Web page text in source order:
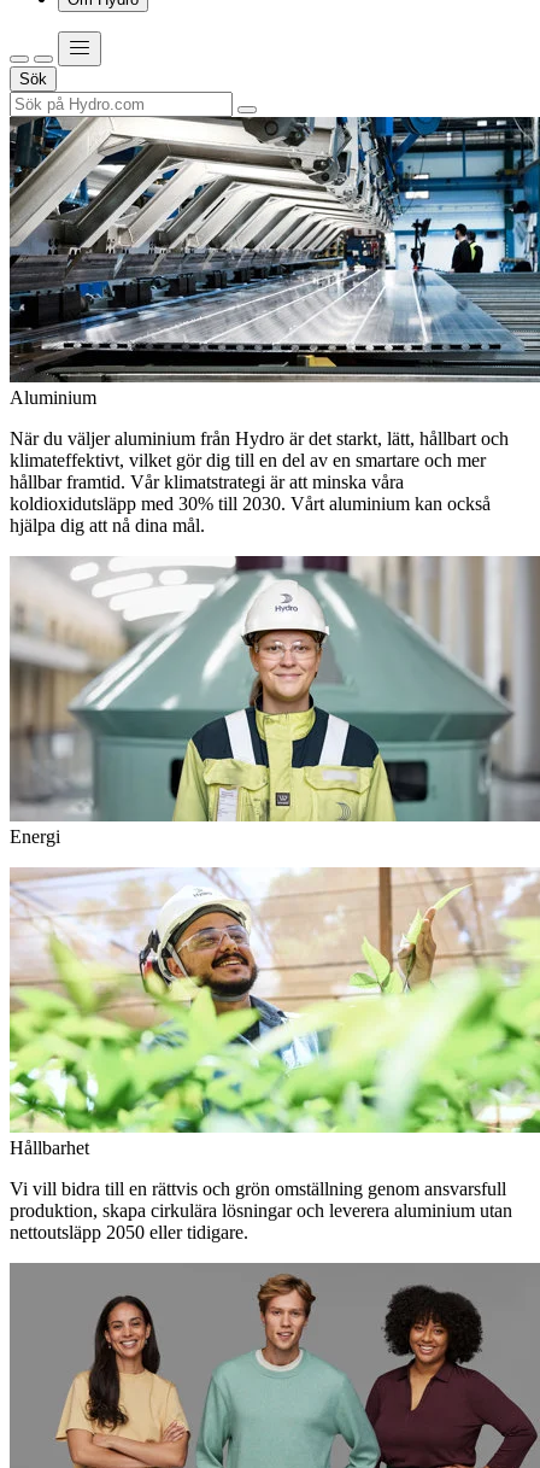
Sök
Aluminium
När du väljer aluminium från Hydro är det starkt, lätt, hållbart och
klimateffektivt, vilket gör dig till en del av en smartare och mer
hållbar framtid. Vår klimatstrategi är att minska våra
koldioxidutsläpp med 30% till 2030. Vårt aluminium kan också
hjälpa dig att nå dina mål.
Energi
Hållbarhet
Vi vill bidra till en rättvis och grön omställning genom ansvarsfull
produktion, skapa cirkulära lösningar och leverera aluminium utan
nettoutsläpp 2050 eller tidigare.